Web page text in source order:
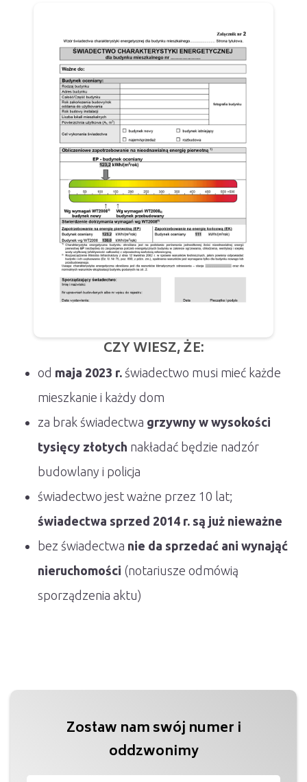
CZY WIESZ, ŻE:
od maja 2023 r. świadectwo musi mieć każde
mieszkanie i każdy dom
za brak świadectwa grzywny w wysokości
tysięcy złotych nakładać będzie nadzór
budowlany i policja
świadectwo jest ważne przez 10 lat;
świadectwa sprzed 2014 r. są już nieważne
bez świadectwa nie da sprzedać ani wynająć
nieruchomości (notariusze odmówią
sporządzenia aktu)
Zostaw nam swój numer i
oddzwonimy